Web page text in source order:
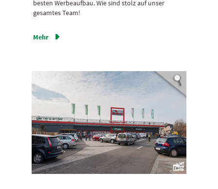
besten Werbeaufbau. Wie sind stolz auf unser
gesamtes Team!
Mehr 